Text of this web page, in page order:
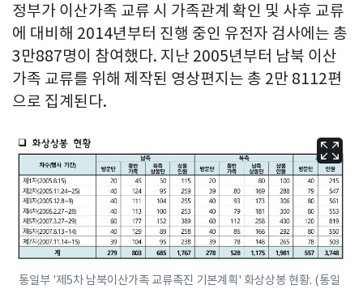
정부가 이산가족 교류 시 가족관계 확인 및 사후 교류
에 대비해 2014년부터 진행 중인 유전자 검사에는 총
3만887명이 참여했다. 지난 2005년부터 남북 이산
가족 교류를 위해 제작된 영상편지는 총 2만 8112편
으로 집계된다.
통일부 '제5차 남북이산가족 교류촉진 기본계획' 화상상봉 현황. (통일